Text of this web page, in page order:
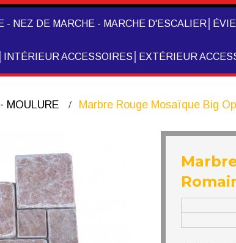
- NEZ DE MARCHE - MARCHE D'ESCALIER
INTÉRIEUR ACCESSOIRES EXTÉRIEUR
MOULURE Marbre Rouge Mosaïque Big